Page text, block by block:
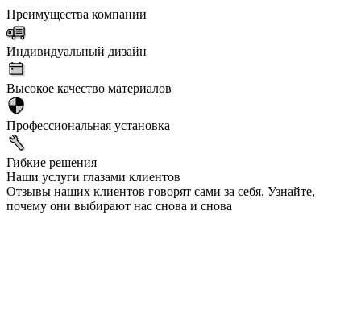
Преимущества компании
Индивидуальный дизайн
Высокое качество материалов
Профессиональная установка
Гибкие решения
Наши услуги глазами клиентов
Отзывы наших клиентов говорят сами за себя. Узнайте,
почему они выбирают нас снова и снова